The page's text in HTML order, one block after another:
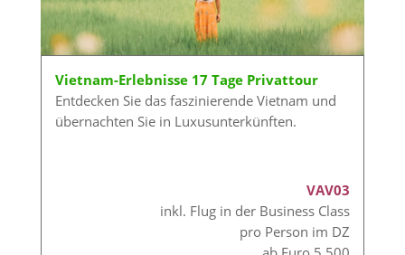
Vietnam-Erlebnisse 17 Tage Privattour
Entdecken Sie das faszinierende Vietnam und
übernachten Sie in Luxusunterkünften.
VAV03
inkl. Flug in der Business Class
pro Person im DZ